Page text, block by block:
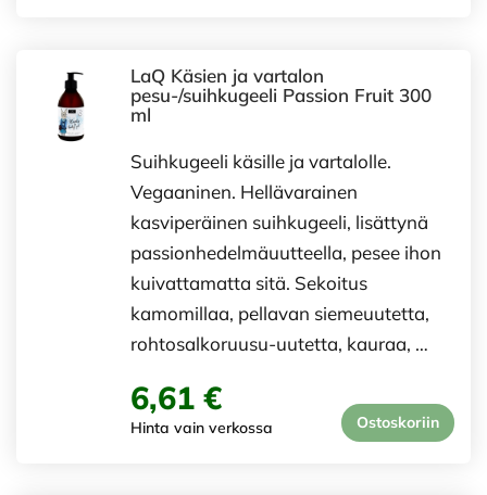
LaQ Käsien ja vartalon
pesu-/suihkugeeli Passion Fruit 300
ml
Suihkugeeli käsille ja vartalolle.
Vegaaninen. Hellävarainen
kasviperäinen suihkugeeli, lisättynä
passionhedelmäuutteella, pesee ihon
kuivattamatta sitä. Sekoitus
kamomillaa, pellavan siemeuutetta,
rohtosalkoruusu-uutetta, kauraa, …
6,61 €
Hinta vain verkossa Ostoskoriin